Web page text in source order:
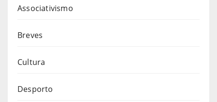
Associativismo
Breves
Cultura
Desporto